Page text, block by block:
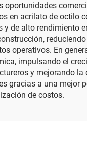
oportunidades
en acrilato de octilo
y de alto rendimiento
operativos. En
impulsando el
y mejorando la
gracias a una mejor
de costos.